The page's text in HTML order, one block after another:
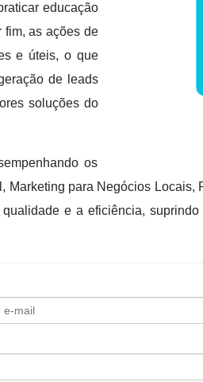
educação
fim, as ações de
e úteis, o que
de leads
soluções do
os
para Negócios Locais,
e a eficiência,